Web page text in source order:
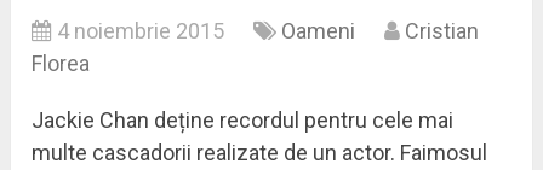
4 noiembrie 2015 Oameni
Cristian
Florea
Jackie Chan deține recordul pentru cele mai
multe cascadorii realizate de un actor. Faimosul